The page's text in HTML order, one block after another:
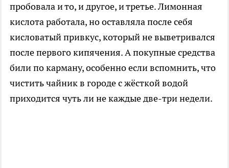
пробовала и то, и другое, и третье. Лимонная
кислота работала, но оставляла после себя
кисловатый привкус, который не выветривался
после первого кипячения. А покупные средства
били по карману, особенно если вспомнить, что
чистить чайник в городе с жёсткой водой
приходится чуть ли не каждые две-три недели.